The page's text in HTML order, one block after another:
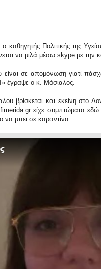
καθηγητής Πολιτικής της
να μιλά μέσω skype με την
σε απομόνωση γιατί
ο κ. Μόσιαλος.
βρίσκεται και εκείνη στο
είχε συμπτώματα εδώ
να μπει σε καραντίνα.